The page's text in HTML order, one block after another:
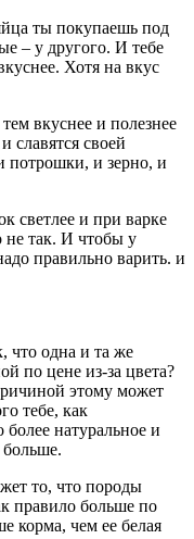
ты покупаешь под
– у другого. И тебе
Хотя на вкус
вкуснее и полезнее
славятся своей
потрошки, и зерно, и
светлее и при варке
не так. И чтобы у
правильно варить. и
что одна и та же
по цене из-за цвета?
этому может
тебе, как
натуральное и
больше.
то, что породы
правило больше по
корма, чем ее белая